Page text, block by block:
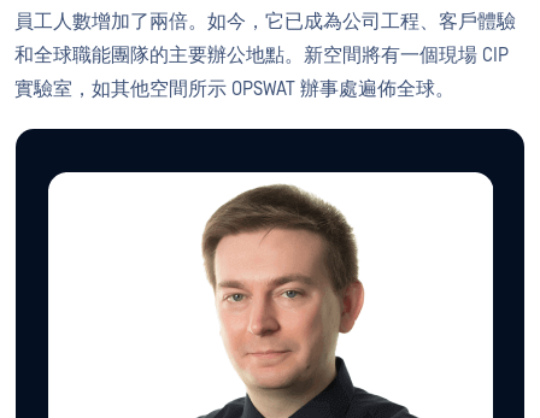
員工人數增加了兩倍。如今，它已成為公司工程、客戶體驗
和全球職能團隊的主要辦公地點。新空間將有一個現場 CIP
實驗室，如其他空間所示 OPSWAT 辦事處遍佈全球。